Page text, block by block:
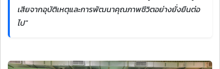
เสียจากอุบัติเหตุและการพัฒนาคุณภาพชีวิตอย่างยั่งยืนต่อ
ไป"